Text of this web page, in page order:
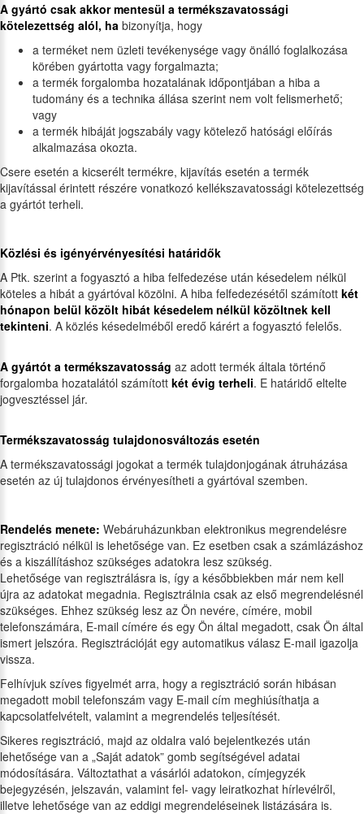
A gyártó csak akkor mentesül a termékszavatossági
kötelezettség alól, ha bizonyítja, hogy
a terméket nem üzleti tevékenysége vagy önálló foglalkozása
körében gyártotta vagy forgalmazta;
a termék forgalomba hozatalának időpontjában a hiba a
tudomány és a technika állása szerint nem volt felismerhető;
vagy
a termék hibáját jogszabály vagy kötelező hatósági előírás
alkalmazása okozta.
Csere esetén a kicserélt termékre, kijavítás esetén a termék
kijavítással érintett részére vonatkozó kellékszavatossági kötelezettség
a gyártót terheli.
Közlési és igényérvényesítési határidők
A Ptk. szerint a fogyasztó a hiba felfedezése után késedelem nélkül
köteles a hibát a gyártóval közölni. A hiba felfedezésétől számított két
hónapon belül közölt hibát késedelem nélkül közöltnek kell
tekinteni. A közlés késedelméből eredő kárért a fogyasztó felelős.
A gyártót a termékszavatosság az adott termék általa történő
forgalomba hozatalától számított két évig terheli. E határidő eltelte
jogvesztéssel jár.
Termékszavatosság tulajdonosváltozás esetén
A termékszavatossági jogokat a termék tulajdonjogának átruházása
esetén az új tulajdonos érvényesítheti a gyártóval szemben.
Rendelés menete: Webáruházunkban elektronikus megrendelésre
regisztráció nélkül is lehetősége van. Ez esetben csak a számlázáshoz
és a kiszállításhoz szükséges adatokra lesz szükség.
Lehetősége van regisztrálásra is, így a későbbiekben már nem kell
újra az adatokat megadnia. Regisztrálnia csak az első megrendelésnél
szükséges. Ehhez szükség lesz az Ön nevére, címére, mobil
telefonszámára, E-mail címére és egy Ön által megadott, csak Ön által
ismert jelszóra. Regisztrációját egy automatikus válasz E-mail igazolja
vissza.
Felhívjuk szíves figyelmét arra, hogy a regisztráció során hibásan
megadott mobil telefonszám vagy E-mail cím meghiúsíthatja a
kapcsolatfelvételt, valamint a megrendelés teljesítését.
Sikeres regisztráció, majd az oldalra való bejelentkezés után
lehetősége van a „Saját adatok” gomb segítségével adatai
módosítására. Változtathat a vásárlói adatokon, címjegyzék
bejegyzésén, jelszaván, valamint fel- vagy leiratkozhat hírlevélről,
illetve lehetősége van az eddigi megrendeléseinek listázására is.